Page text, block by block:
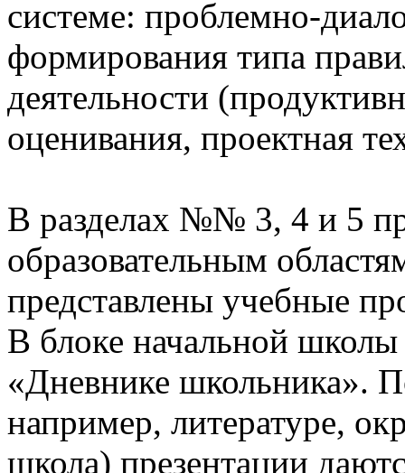
системе: проблемно-
формирования типа
деятельности
оценивания, проектная
В разделах №№ 3, 4 и 5
образовательным
представлены учебные
В блоке начальной
«Дневнике школьника».
например, литературе,
школа) презентации